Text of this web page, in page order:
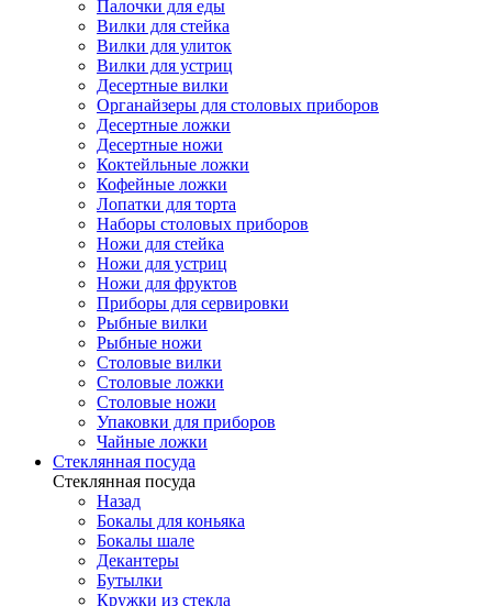
Палочки для еды
Вилки для стейка
Вилки для улиток
Вилки для устриц
Десертные вилки
Органайзеры для столовых приборов
Десертные ложки
Десертные ножи
Коктейльные ложки
Кофейные ложки
Лопатки для торта
Наборы столовых приборов
Ножи для стейка
Ножи для устриц
Ножи для фруктов
Приборы для сервировки
Рыбные вилки
Рыбные ножи
Столовые вилки
Столовые ложки
Столовые ножи
Упаковки для приборов
Чайные ложки
Стеклянная посуда
Стеклянная посуда
Назад
Бокалы для коньяка
Бокалы шале
Декантеры
Бутылки
Кружки из стекла